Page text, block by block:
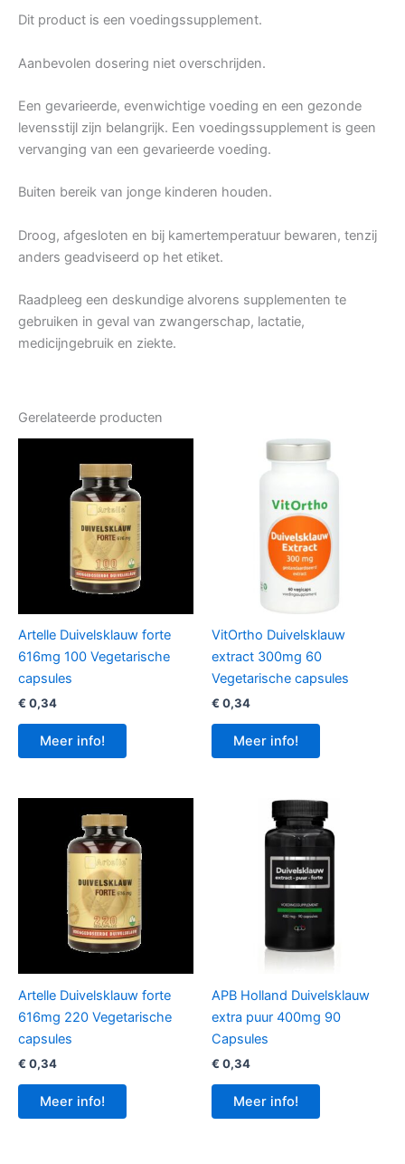
Dit product is een voedingssupplement.
Aanbevolen dosering niet overschrijden.
Een gevarieerde, evenwichtige voeding en een gezonde
levensstijl zijn belangrijk. Een voedingssupplement is geen
vervanging van een gevarieerde voeding.
Buiten bereik van jonge kinderen houden.
Droog, afgesloten en bij kamertemperatuur bewaren, tenzij
anders geadviseerd op het etiket.
Raadpleeg een deskundige alvorens supplementen te
gebruiken in geval van zwangerschap, lactatie,
medicijngebruik en ziekte.
Gerelateerde producten
Artelle Duivelsklauw forte
616mg 100 Vegetarische
capsules
€ 0,34
Meer info!
VitOrtho Duivelsklauw
extract 300mg 60
Vegetarische capsules
€ 0,34
Meer info!
Artelle Duivelsklauw forte
616mg 220 Vegetarische
capsules
€ 0,34
Meer info!
APB Holland Duivelsklauw
extra puur 400mg 90
Capsules
€ 0,34
Meer info!